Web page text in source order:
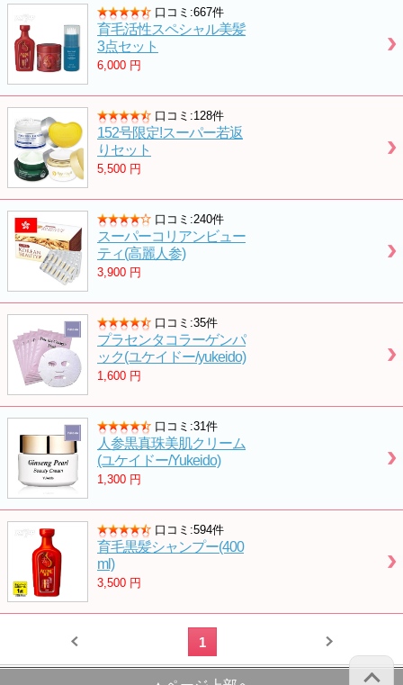
口コミ:667件
育毛活性スペシャル美髪
3点セット
6,000 円
口コミ:128件
152号限定!スーパー若返
りセット
5,500 円
口コミ:240件
スーパーコリアンビュー
ティ(高麗人参)
3,900 円
口コミ:35件
プラセンタコラーゲンパ
ック(ユケイドー/yukeido)
1,600 円
口コミ:31件
人参黒真珠美肌クリーム
(ユケイドー/Yukeido)
1,300 円
口コミ:594件
育毛黒髪シャンプー(400
ml)
3,500 円
1